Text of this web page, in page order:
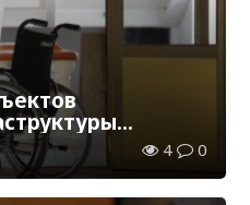
лиц с
4 0